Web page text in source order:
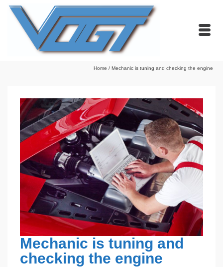
Home / Mechanic is tuning and checking the engine
Mechanic is tuning and
checking the engine